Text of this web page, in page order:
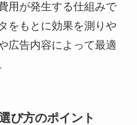
用が発生する仕組みで
をもとに効果を測りや
広告内容によって最適
び方のポイント